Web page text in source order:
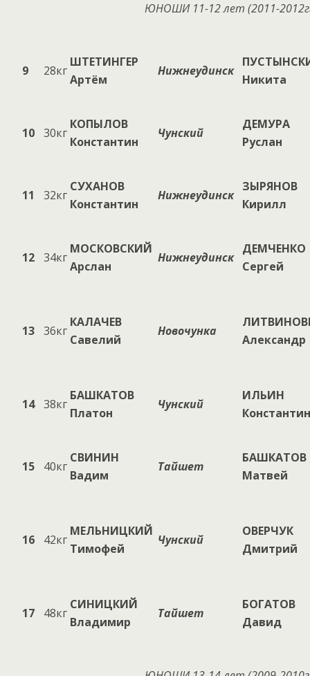
ЮНОШИ 11-12лет (2011-2012
9 28кг
ШТЕТИНГЕР
Артём
Нижнеудинск
Никита
10 30кг
КОПЫЛОВ
Константин
Чунский
ДЕМУРА
Руслан
11 32кг
СУХАНОВ
Константин
Нижнеудинск
ЗЫРЯНОВ
Кирилл
12 34кг
МОСКОВСКИЙ
Арслан
Нижнеудинск
ДЕМЧЕНКО
Сергей
13 36кг
КАЛАЧЕВ
Савелий
Новочунка
Александр
14 38кг
БАШКАТОВ
Платон
Чунский
ИЛЬИН
Константин
15 40кг
СВИНИН
Вадим
Тайшет
БАШКАТОВ
Матвей
16 42кг
МЕЛЬНИЦКИЙ
Тимофей
Чунский
ОВЕРЧУК
Дмитрий
17 48кг
СИНИЦКИЙ
Владимир
Тайшет
БОГАТОВ
Давид